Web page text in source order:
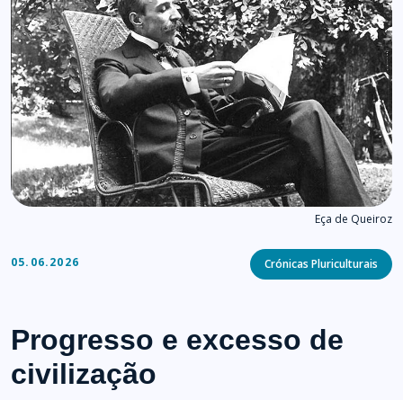
Eça de Queiroz
05.06.2026 Categories
Crónicas Pluriculturais
Progresso e excesso de
civilização